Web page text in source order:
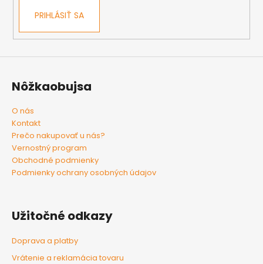
PRIHLÁSIŤ SA
Nôžkaobujsa
O nás
Kontakt
Prečo nakupovať u nás?
Vernostný program
Obchodné podmienky
Podmienky ochrany osobných údajov
Užitočné odkazy
Doprava a platby
Vrátenie a reklamácia tovaru